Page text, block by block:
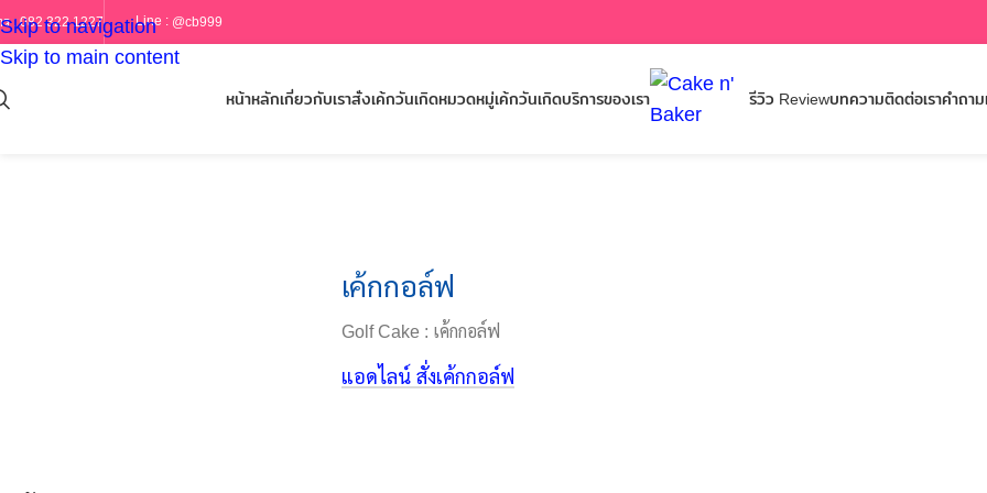
Skip to navigation
Skip to main content
ร : 082 322 1227 Line : @cb999
หน้าหลักเกี่ยวกับเราสั่งเค้กวันเกิดหมวดหมู่เค้กวันเกิดบริการของเรา รีวิว Reviewบทความติดต่อเราคำถา
เค้กกอล์ฟ
Golf Cake : เค้กกอล์ฟ
แอดไลน์ สั่งเค้กกอล์ฟ